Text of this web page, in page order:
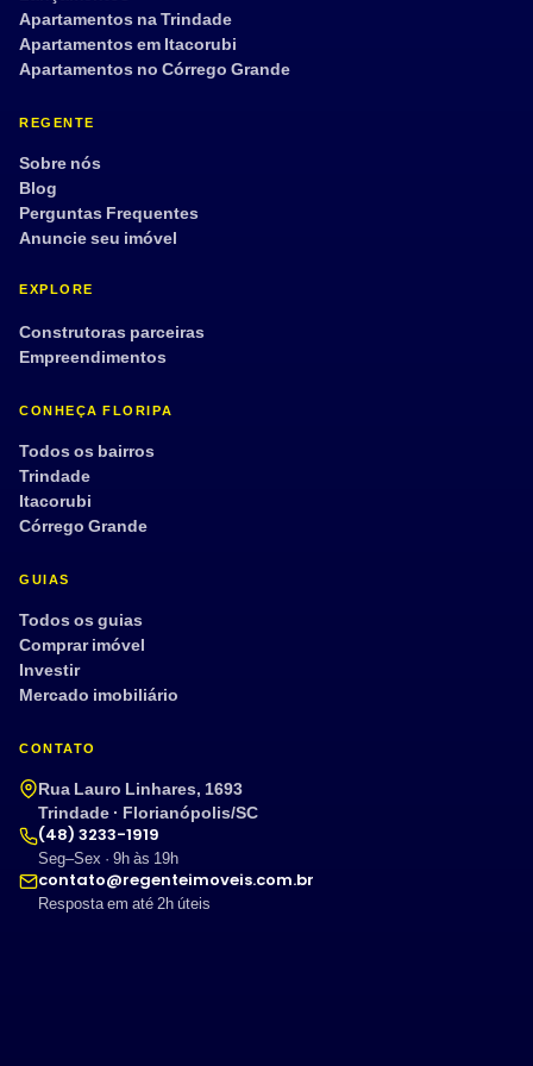
Aplicar filtros
Apartamentos na Trindade
Apartamentos em Itacorubi
Apartamentos no Córrego Grande
REGENTE
Sobre nós
Blog
Perguntas Frequentes
Anuncie seu imóvel
EXPLORE
Construtoras parceiras
Empreendimentos
CONHEÇA FLORIPA
Todos os bairros
Trindade
Itacorubi
Córrego Grande
GUIAS
Todos os guias
Comprar imóvel
Investir
Mercado imobiliário
CONTATO
Rua Lauro Linhares, 1693
Trindade · Florianópolis/SC
(48) 3233-1919
Seg–Sex · 9h às 19h
contato@regenteimoveis.com.br
Resposta em até 2h úteis